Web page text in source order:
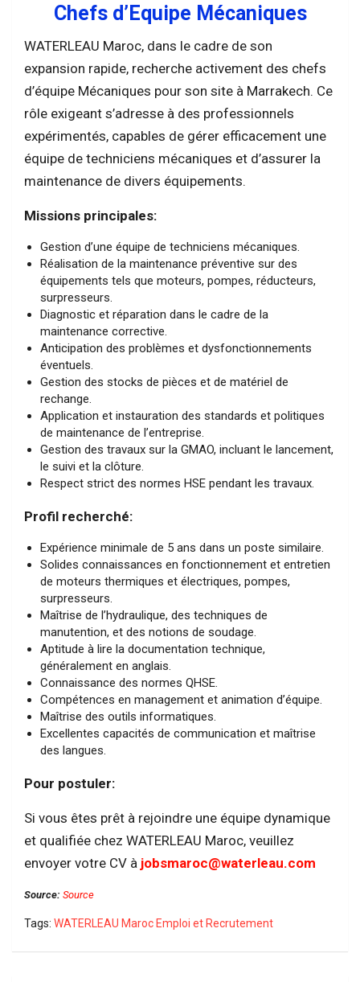
Chefs d’Equipe Mécaniques
WATERLEAU Maroc, dans le cadre de son
expansion rapide, recherche activement des chefs
d’équipe Mécaniques pour son site à Marrakech. Ce
rôle exigeant s’adresse à des professionnels
expérimentés, capables de gérer efficacement une
équipe de techniciens mécaniques et d’assurer la
maintenance de divers équipements.
Missions principales:
Gestion d’une équipe de techniciens mécaniques.
Réalisation de la maintenance préventive sur des
équipements tels que moteurs, pompes, réducteurs,
surpresseurs.
Diagnostic et réparation dans le cadre de la
maintenance corrective.
Anticipation des problèmes et dysfonctionnements
éventuels.
Gestion des stocks de pièces et de matériel de
rechange.
Application et instauration des standards et politiques
de maintenance de l’entreprise.
Gestion des travaux sur la GMAO, incluant le lancement,
le suivi et la clôture.
Respect strict des normes HSE pendant les travaux.
Profil recherché:
Expérience minimale de 5 ans dans un poste similaire.
Solides connaissances en fonctionnement et entretien
de moteurs thermiques et électriques, pompes,
surpresseurs.
Maîtrise de l’hydraulique, des techniques de
manutention, et des notions de soudage.
Aptitude à lire la documentation technique,
généralement en anglais.
Connaissance des normes QHSE.
Compétences en management et animation d’équipe.
Maîtrise des outils informatiques.
Excellentes capacités de communication et maîtrise
des langues.
Pour postuler:
Si vous êtes prêt à rejoindre une équipe dynamique
et qualifiée chez WATERLEAU Maroc, veuillez
envoyer votre CV à jobsmaroc@waterleau.com
Source: Source
Tags: WATERLEAU Maroc Emploi et Recrutement